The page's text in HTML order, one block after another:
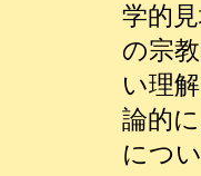
学的
の宗
い理
論的
につ